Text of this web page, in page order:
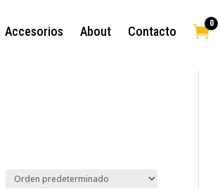
Accesorios About Contacto 
0